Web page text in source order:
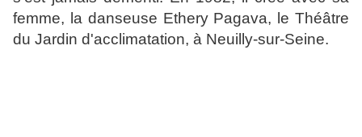
femme, la danseuse Ethery Pagava, le Théâtre
du Jardin d'acclimatation, à Neuilly-sur-Seine.